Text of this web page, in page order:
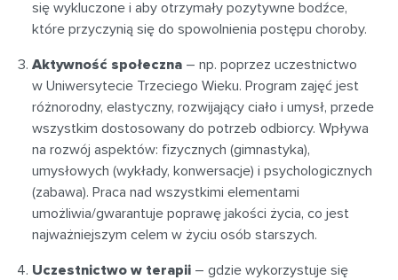
się wykluczone i aby otrzymały pozytywne bodźce,
które przyczynią się do spowolnienia postępu choroby.
Aktywność społeczna – np. poprzez uczestnictwo
w Uniwersytecie Trzeciego Wieku. Program zajęć jest
różnorodny, elastyczny, rozwijający ciało i umysł, przede
wszystkim dostosowany do potrzeb odbiorcy. Wpływa
na rozwój aspektów: fizycznych (gimnastyka),
umysłowych (wykłady, konwersacje) i psychologicznych
(zabawa). Praca nad wszystkimi elementami
umożliwia/gwarantuje poprawę jakości życia, co jest
najważniejszym celem w życiu osób starszych.
Uczestnictwo w terapii – gdzie wykorzystuje się